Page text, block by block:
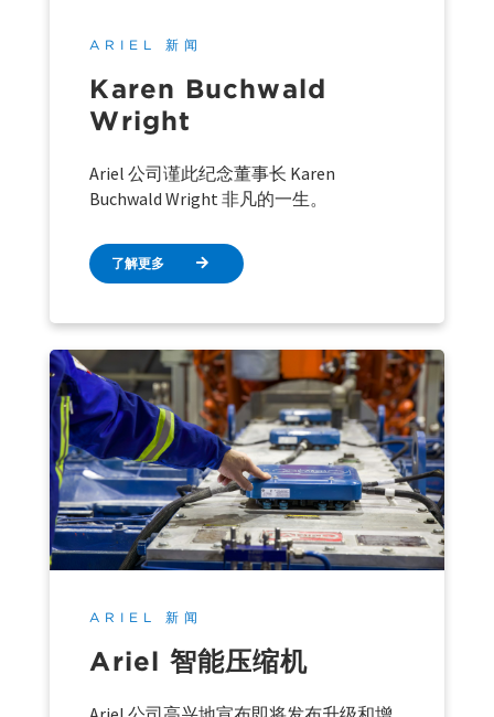
ARIEL 新闻
Karen Buchwald
Wright
Ariel 公司谨此纪念董事长 Karen
Buchwald Wright 非凡的一生。
了解更多
ARIEL 新闻
Ariel 智能压缩机